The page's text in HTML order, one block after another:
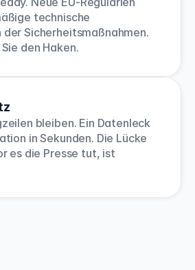
technische
Sicherheitsmaßnahmen.
den Haken.
bleiben. Ein Datenleck
in Sekunden. Die Lücke
es die Presse tut, ist